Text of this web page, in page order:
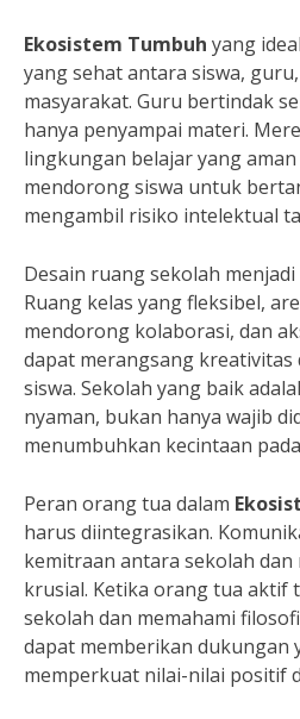
Ekosistem Tumbuh yang
yang sehat antara siswa,
masyarakat. Guru bertindak
hanya penyampai materi.
lingkungan belajar yang
mendorong siswa untuk
mengambil risiko intelektual
Desain ruang sekolah
Ruang kelas yang fleksibel,
mendorong kolaborasi, dan
dapat merangsang kreativitas
siswa. Sekolah yang baik
nyaman, bukan hanya wajib
menumbuhkan kecintaan
Peran orang tua dalam
harus diintegrasikan.
kemitraan antara sekolah
krusial. Ketika orang tua aktif
sekolah dan memahami
dapat memberikan dukungan
memperkuat nilai-nilai positif